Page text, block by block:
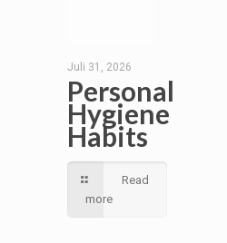
Juli 31, 2026
Personal
Hygiene
Habits
Read
more